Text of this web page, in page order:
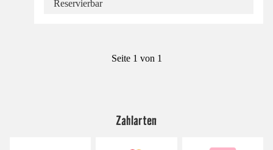
Reservierbar
Seite 1 von 1
Zahlarten